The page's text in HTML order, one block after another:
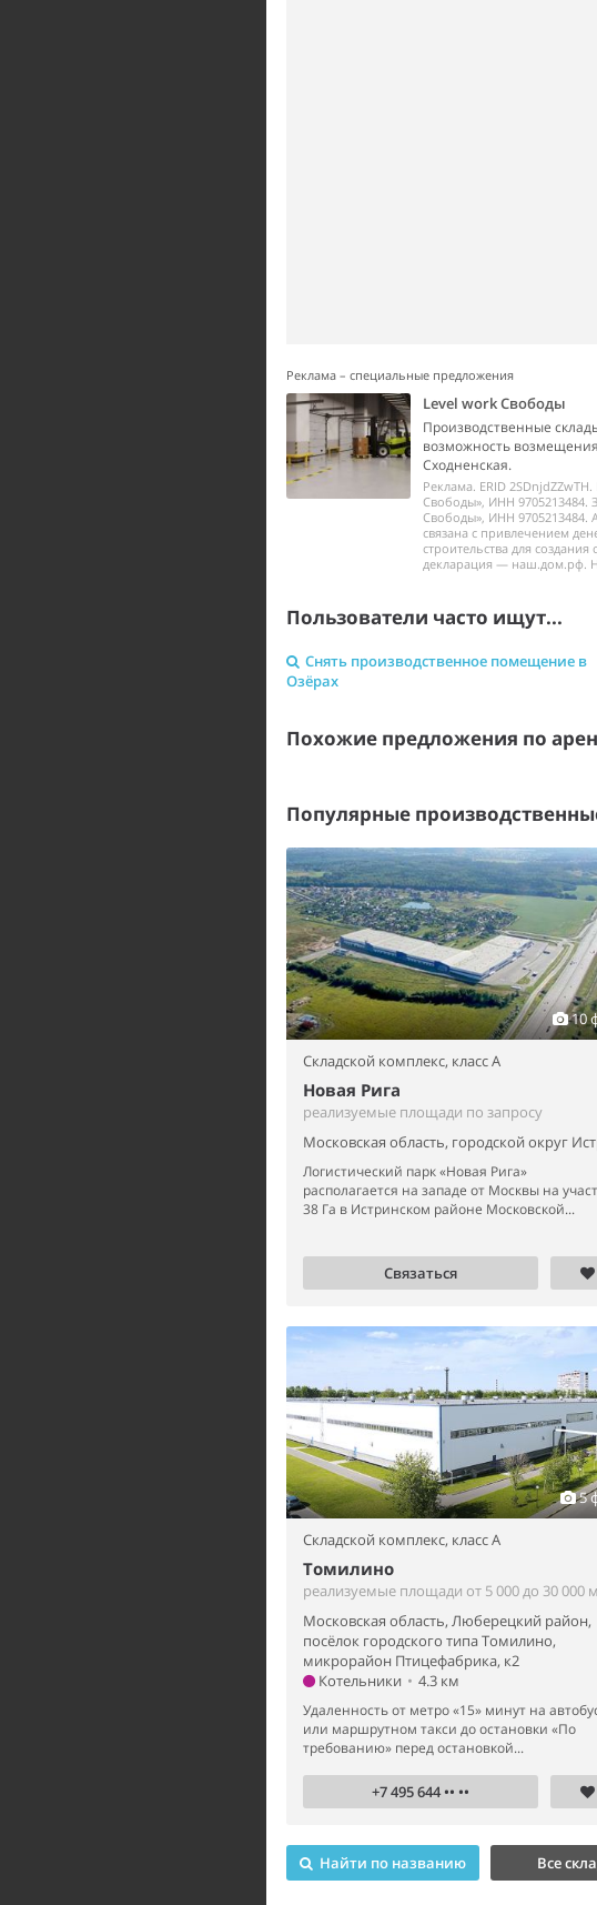
Реклама – специальные предложения
Level work Свободы
Производственные
возможность
Сходненская.
Реклама. ERID
Свободы», ИНН 9705213484.
Свободы», ИНН 9705213484.
связана с привлечением
строительства для
декларация — наш.дом.рф.
Пользователи часто ищут...
Снять производственное помещение в
Озёрах
Похожие предложения по
Популярные
10
Складской комплекс, класс A
Новая Рига
реализуемые площади по запросу
Московская область, городской округ
Логистический парк «Новая Рига»
располагается на западе от Москвы на
38 Га в Истринском районе Московской...
Связаться
5
Складской комплекс, класс A
Томилино
реализуемые площади от 5 000 до 30 000
Московская область, Люберецкий район,
посёлок городского типа Томилино,
микрорайон Птицефабрика, к2
Котельники • 4.3 км
Удаленность от метро «15» минут на
или маршрутном такси до остановки «По
требованию» перед остановкой...
+7 495 644 •• ••
Найти по названию Все